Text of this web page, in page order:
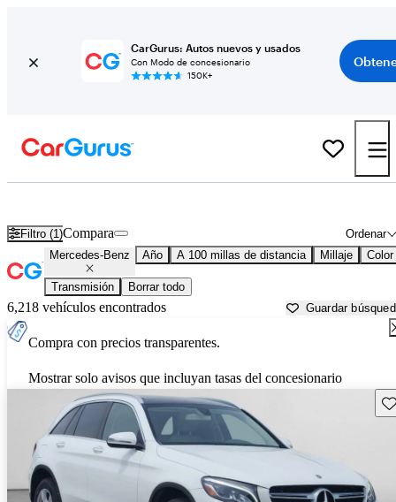
CarGurus: Autos nuevos y usados
Con Modo de concesionario
150K+
Filtro (1) Ordenar
Compara
Mercedes-Benz Año A 100 millas de distancia Millaje Color
Transmisión Borrar todo
6,218 vehículos encontrados Guardar
Compra con precios transparentes.
Mostrar solo avisos que incluyan tasas del concesionario